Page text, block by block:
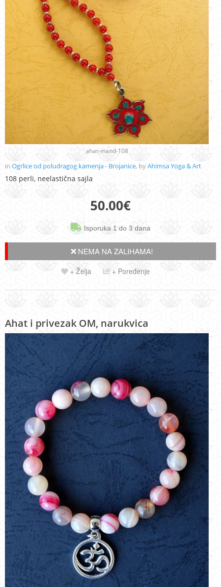
ahat-mand-108
in Ogrlice od poludragog kamenja - Brojanice, byAhimsa Yoga & Art
108 perli, neelastična sajla
50.00€
Isporuka 1 do 3 dana
NEMA NA ZALIHAMA!
+ Želja + Poređenje
Ahat i privezak OM, narukvica